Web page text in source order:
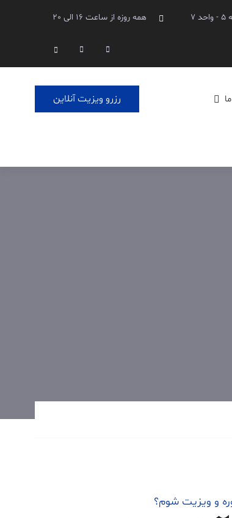
همه روزه از ساعت 16 الی 20
Instagram
Linkedin
Search
رزرو ویزیت آنلاین
و ویزیت شوم؟